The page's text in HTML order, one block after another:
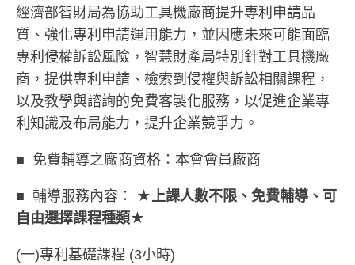
經濟部智財局為協助工具機廠商提升專利申請品
質、強化專利申請運用能力，並因應未來可能面臨
專利侵權訴訟風險，智慧財產局特別針對工具機廠
商，提供專利申請、檢索到侵權與訴訟相關課程，
以及教學與諮詢的免費客製化服務，以促進企業專
利知識及布局能力，提升企業競爭力。
■ 免費輔導之廠商資格：本會會員廠商
■ 輔導服務內容： ★上課人數不限、免費輔導、可
自由選擇課程種類★
(一)專利基礎課程 (3小時)